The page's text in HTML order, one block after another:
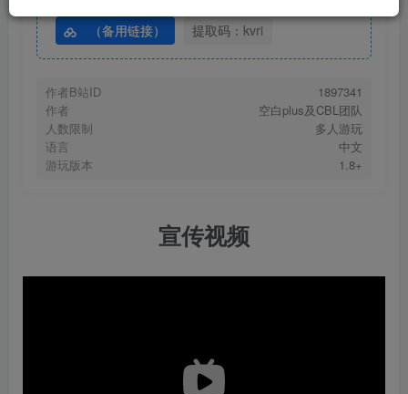
（备用链接） 提取码：kvri
作者B站ID
1897341
作者
空白plus及CBL团队
人数限制
多人游玩
语言
中文
游玩版本
1.8+
宣传视频